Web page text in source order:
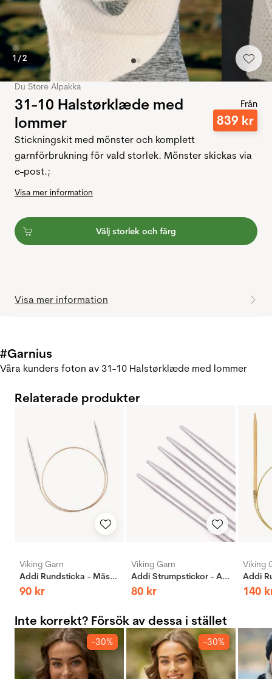
1 /2
Du Store Alpakka
31-10 Halstørklæde med
lommer
Från
839 kr
Stickningskit med mönster och komplett
garnförbrukning för vald storlek. Mönster skickas via
e-post.;
Visa mer information
Välj storlek och färg
Visa mer information
#Garnius
Våra kunders foton av 31-10 Halstørklæde med lommer
Relaterade produkter
Viking Garn
Addi Rundsticka - Mässing
90 kr
Viking Garn
Addi Strumpstickor - Aluminium
80 kr
Viking
140
Inte korrekt? Försök av dessa i stället
-30% -30%